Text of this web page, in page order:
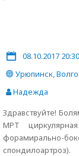
08.10.2017 20:30
Урюпинск,
Надежда
Здравствуйте!
МРТ
форамирально-